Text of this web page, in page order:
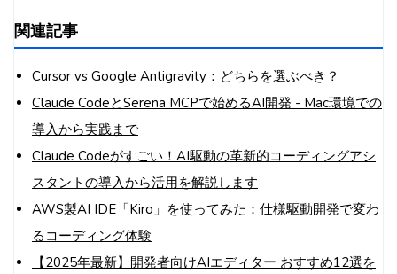
関連記事
Cursor vs Google Antigravity：どちらを選ぶべき？
Claude CodeとSerena MCPで始めるAI開発 - Mac環境での
導入から実践まで
Claude Codeがすごい！AI駆動の革新的コーディングアシ
スタントの導入から活用を解説します
AWS製AI IDE「Kiro」を使ってみた：仕様駆動開発で変わ
るコーディング体験
【2025年最新】開発者向けAIエディター おすすめ12選を